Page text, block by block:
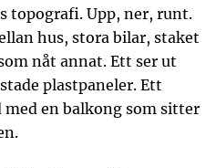
topografi. Upp, ner, runt.
hus, stora bilar, staket
nåt annat. Ett ser ut
plastpaneler. Ett
en balkong som sitter